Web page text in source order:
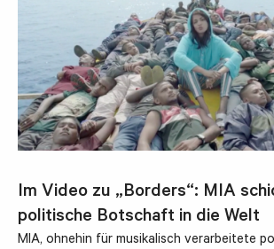
Im Video zu „Borders“: MIA
politische Botschaft in die Welt
MIA, ohnehin für musikalisch verarbeitete